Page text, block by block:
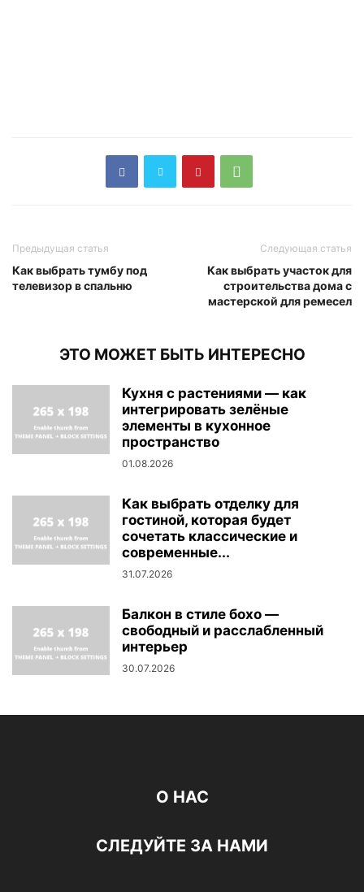
Предыдущая статья
Как выбрать тумбу под
телевизор в спальню
Следующая статья
Как выбрать участок для
строительства дома с
мастерской для ремесел
ЭТО МОЖЕТ БЫТЬ ИНТЕРЕСНО
Кухня с растениями — как
интегрировать зелёные
элементы в кухонное
пространство
01.08.2026
Как выбрать отделку для
гостиной, которая будет
сочетать классические и
современные...
31.07.2026
Балкон в стиле бохо —
свободный и расслабленный
интерьер
30.07.2026
О НАС
СЛЕДУЙТЕ ЗА НАМИ